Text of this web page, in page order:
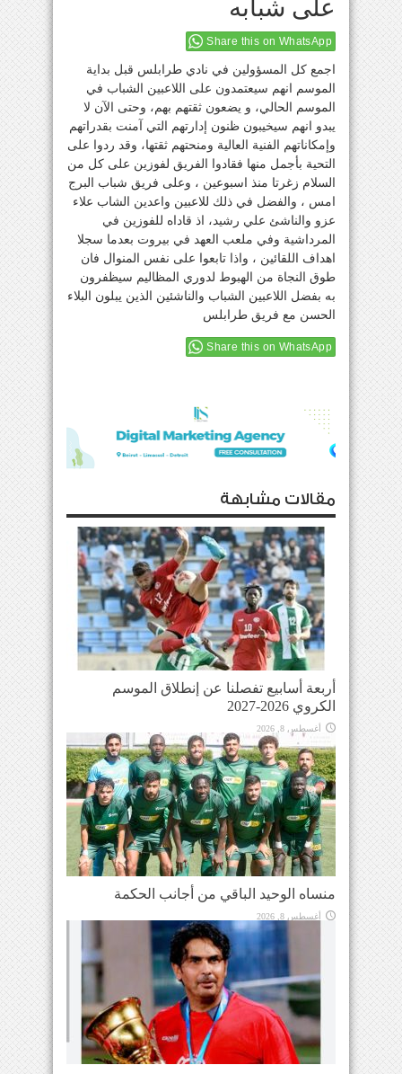
على شبابه
Share this on WhatsApp
اجمع كل المسؤولين في نادي طرابلس قبل بداية
الموسم انهم سيعتمدون على اللاعبين الشباب في
الموسم الحالي، و يضعون ثقتهم بهم، وحتى الآن لا
يبدو انهم سيخيبون ظنون إدارتهم التي آمنت بقدراتهم
وإمكاناتهم الفنية العالية ومنحتهم ثقتها، وقد ردوا على
التحية بأجمل منها فقادوا الفريق لفوزين على كل من
السلام زغرتا منذ اسبوعين ، وعلى فريق شباب البرج
امس ، والفضل في ذلك للاعبين واعدين الشاب علاء
عزو والناشئ علي رشيد، اذ قاداه للفوزين في
المرداشية وفي ملعب العهد في بيروت بعدما سجلا
اهداف اللقائين ، واذا تابعوا على نفس المنوال فان
طوق النجاة من الهبوط لدوري المظاليم سيظفرون
به بفضل اللاعبين الشباب والناشئين الذين يبلون البلاء
الحسن مع فريق طرابلس
Share this on WhatsApp
مقالات مشابهة
أربعة أسابيع تفصلنا عن إنطلاق الموسم
الكروي 2026-2027
أغسطس 8, 2026
منساه الوحيد الباقي من أجانب الحكمة
أغسطس 8, 2026